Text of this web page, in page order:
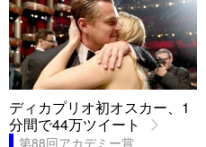
ディカプリオ初オスカー、1
分間で44万ツイート
第88回アカデミー賞